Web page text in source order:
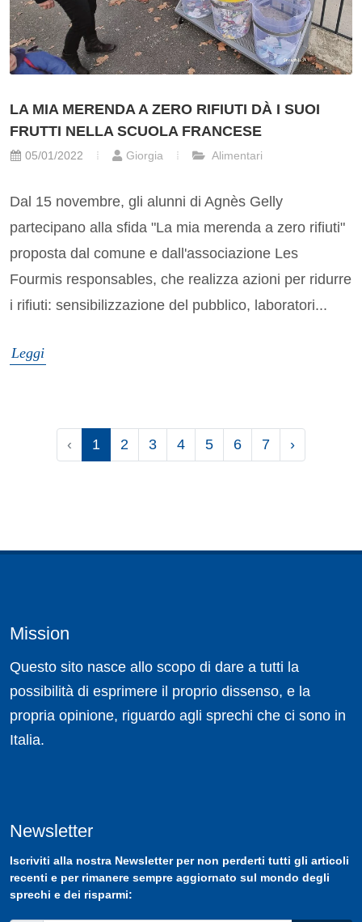
LA MIA MERENDA A ZERO RIFIUTI DÀ I SUOI
FRUTTI NELLA SCUOLA FRANCESE
05/01/2022 Giorgia Alimentari
Dal 15 novembre, gli alunni di Agnès Gelly
partecipano alla sfida "La mia merenda a zero rifiuti"
proposta dal comune e dall'associazione Les
Fourmis responsables, che realizza azioni per ridurre
i rifiuti: sensibilizzazione del pubblico, laboratori...
Leggi
‹ 1 2 3 4 5 6 7 ›
Mission
Questo sito nasce allo scopo di dare a tutti la
possibilità di esprimere il proprio dissenso, e la
propria opinione, riguardo agli sprechi che ci sono in
Italia.
Newsletter
Iscriviti alla nostra Newsletterper non perderti tutti gli articoli
recenti e per rimanere sempre aggiornato sul mondo degli
sprechi e dei risparmi: